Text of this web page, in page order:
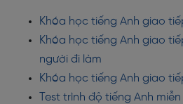
Khóa học tiếng Anh giao
Khóa học tiếng Anh giao
người đi làm
Khóa học tiếng Anh giao
Test trình độ tiếng Anh